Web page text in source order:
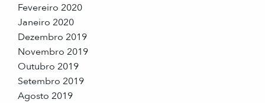
Fevereiro 2020
Janeiro 2020
Dezembro 2019
Novembro 2019
Outubro 2019
Setembro 2019
Agosto 2019